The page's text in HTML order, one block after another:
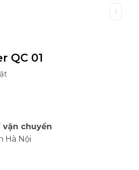
QC 01
vận chuyển
Hà Nội